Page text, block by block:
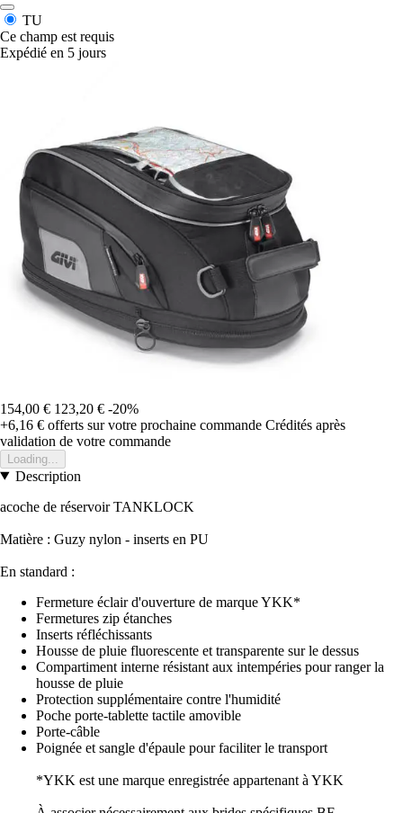
TU
Ce champ est requis
Expédié en 5 jours
154,00 € 123,20 € -20%
+6,16 € offerts sur votre prochaine commande Crédités après
validation de votre commande
Loading...
Description
acoche de réservoir TANKLOCK
Matière : Guzy nylon - inserts en PU
En standard :
Fermeture éclair d'ouverture de marque YKK*
Fermetures zip étanches
Inserts réfléchissants
Housse de pluie fluorescente et transparente sur le dessus
Compartiment interne résistant aux intempéries pour ranger la
housse de pluie
Protection supplémentaire contre l'humidité
Poche porte-tablette tactile amovible
Porte-câble
Poignée et sangle d'épaule pour faciliter le transport
*YKK est une marque enregistrée appartenant à YKK